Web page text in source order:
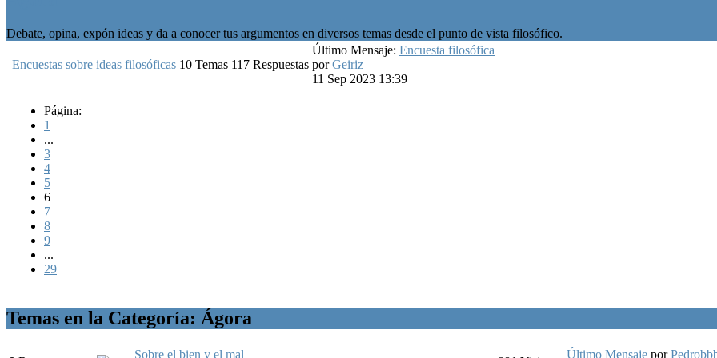
Debate, opina, expón ideas y da a conocer tus argumentos en diversos temas desde el punto de vista filosófico.
Encuestas sobre ideas filosóficas 10 Temas 117 Respuestas
Último Mensaje: Encuesta filosófica
porGeiriz
11 Sep 2023 13:39
Página:
1
...
3
4
5
6
7
8
9
...
29
Temas en la Categoría: Ágora
Sobre el bien y el mal Último Mensaje por